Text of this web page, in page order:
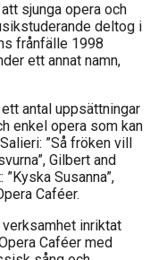
sjunga opera och
deltog i
frånfälle 1998
ett annat namn,
antal uppsättningar
enkel opera som kan
”Så fröken vill
Gilbert and
Susanna”,
Caféer.
inriktat
Caféer med